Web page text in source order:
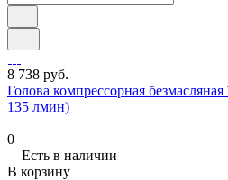
8 738 руб.
Голова компрессорная
135 лмин)
0
Есть в наличии
В корзину